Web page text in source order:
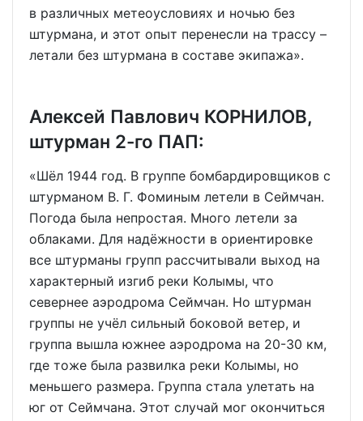
в различных метеоусловиях и ночью без
штурмана, и этот опыт перенесли на трассу –
летали без штурмана в составе экипажа».
Алексей Павлович КОРНИЛОВ,
штурман 2-го ПАП:
«Шёл 1944 год. В группе бомбардировщиков с
штурманом В. Г. Фоминым летели в Сеймчан.
Погода была непростая. Много летели за
облаками. Для надёжности в ориентировке
все штурманы групп рассчитывали выход на
характерный изгиб реки Колымы, что
севернее аэродрома Сеймчан. Но штурман
группы не учёл сильный боковой ветер, и
группа вышла южнее аэродрома на 20-30 км,
где тоже была развилка реки Колымы, но
меньшего размера. Группа стала улетать на
юг от Сеймчана. Этот случай мог окончиться